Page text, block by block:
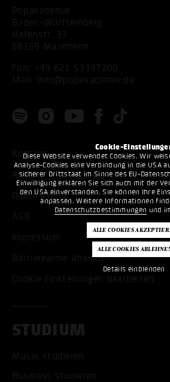
Cookie-
Diese Website verwendet Cookies. Wir
Analyse-Cookies eine Verbindung in die USA
sicherer Drittstaat im Sinne des EU-
Einwilligung erklären Sie sich auch mit der
den USA einverstanden. Sie können Ihre
anpassen. Weitere Informationen
Datenschutzbestimmungen und
Details einblenden
Popakademie
Baden-Württemberg
Hafenstr. 33
68159 Mannheim
Fon:
+49 621 53397200
Mail:
info@popakademie.de
Kontakt
Anfahrt
Datenschutz
AGB
Impressum
Barrierearme Ansicht
Cookie Einstellungen bearbeiten
STUDIUM
Musik studieren
Business studieren